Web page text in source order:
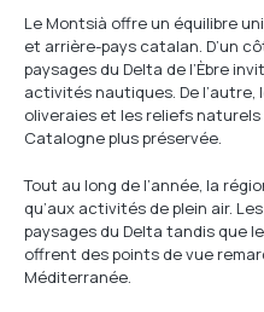
Le Montsià offre un équilibre
et arrière-pays catalan. D’un
paysages du Delta de l’Èbre
activités nautiques. De
oliveraies et les reliefs
Catalogne plus préservée.
Tout au long de l’année, la
qu’aux activités de plein air.
paysages du Delta tandis que
offrent des points de vue
Méditerranée.